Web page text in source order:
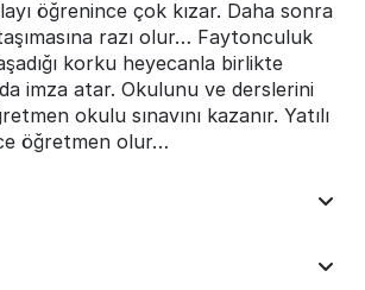
öğrenince çok kızar. Daha sonra
razı olur… Faytonculuk
korku heyecanla birlikte
imza atar. Okulunu ve derslerini
okulu sınavını kazanır. Yatılı
öğretmen olur…